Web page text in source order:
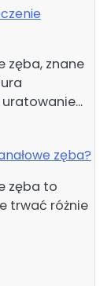
zęba, znane
zęba?
zęba to
trwać różnie